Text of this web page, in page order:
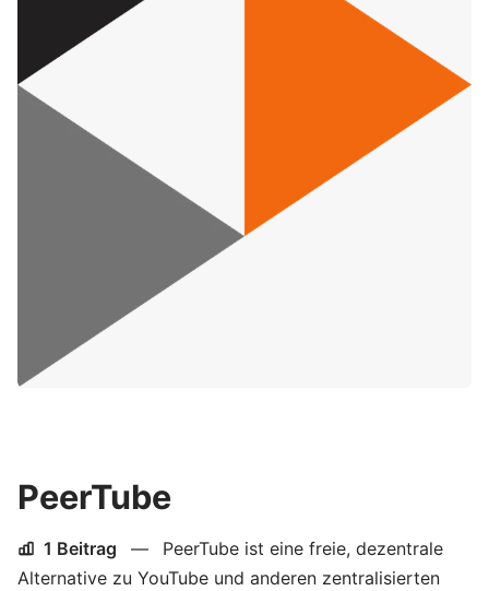
PeerTube
1 Beitrag —
PeerTube ist eine freie, dezentrale
Alternative zu YouTube und anderen zentralisierten